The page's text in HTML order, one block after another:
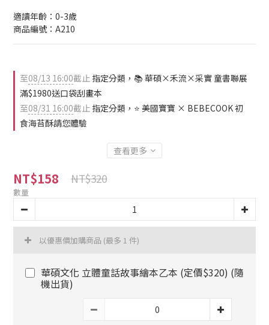
適讀年齡：0-3歲
商品編號：A210
至08/13 16:00截止 指定分類，📚 華碩×禾流×采實 童書聯展
滿$1980送口袋刮畫本
至08/31 16:00截止 指定分類，⭐ 美國寶寶 × BEBECOOK 初
食海苔酥請您體驗
查看更多
NT$158 NT$320
數量
以優惠價加購商品 (最多 1 件)
華碩文化 立體童話故事繪本乙本 (定價$320) (隨
機出貨)